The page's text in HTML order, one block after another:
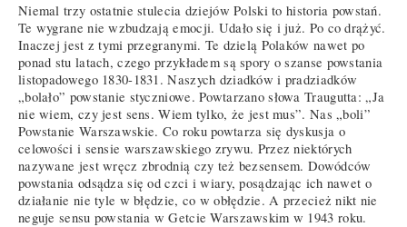
Niemal trzy ostatnie stulecia dziejów Polski to historia powstań.
Te wygrane nie wzbudzają emocji. Udało się i już. Po co drążyć.
Inaczej jest z tymi przegranymi. Te dzielą Polaków nawet po
ponad stu latach, czego przykładem są spory o szanse powstania
listopadowego 1830-1831. Naszych dziadków i pradziadków
„bolało” powstanie styczniowe. Powtarzano słowa Traugutta: „Ja
nie wiem, czy jest sens. Wiem tylko, że jest mus”. Nas „boli”
Powstanie Warszawskie. Co roku powtarza się dyskusja o
celowości i sensie warszawskiego zrywu. Przez niektórych
nazywane jest wręcz zbrodnią czy też bezsensem. Dowódców
powstania odsądza się od czci i wiary, posądzając ich nawet o
działanie nie tyle w błędzie, co w obłędzie. A przecież nikt nie
neguje sensu powstania w Getcie Warszawskim w 1943 roku.